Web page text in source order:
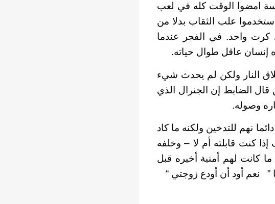
امضوا الوقت كله في لعب
علب الثقاب بدلا من
كرت واحد. في الفجر عندما
إنسان عاقل طوال حياته.
النار ولكن لم يحدث شيء
الضابط إن الجنرال الذي
وصوله.
نهم للتدخين ولكنه ما كاد
كنت قابلته أم لا – وخلفه
كانت لهم أمنية أخيره قبل
” نعم أود أن أودع زوجتي “